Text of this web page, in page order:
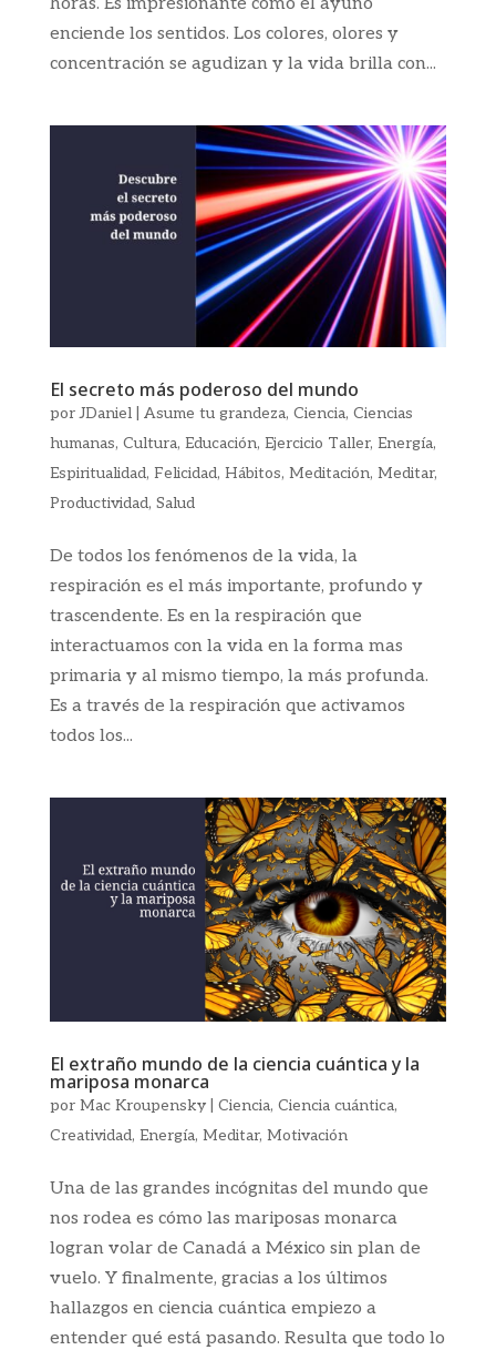
enciende los sentidos. Los colores, olores y
concentración se agudizan y la vida brilla con...
El secreto más poderoso del mundo
porJDaniel| Asume tu grandeza, Ciencia, Ciencias
humanas, Cultura, Educación, Ejercicio Taller, Energía,
Espiritualidad, Felicidad, Hábitos, Meditación, Meditar,
Productividad, Salud
De todos los fenómenos de la vida, la
respiración es el más importante, profundo y
trascendente. Es en la respiración que
interactuamos con la vida en la forma mas
primaria y al mismo tiempo, la más profunda.
Es a través de la respiración que activamos
todos los...
El extraño mundo de la ciencia cuántica y la
mariposa monarca
por Mac Kroupensky| Ciencia, Ciencia cuántica,
Creatividad, Energía, Meditar, Motivación
Una de las grandes incógnitas del mundo que
nos rodea es cómo las mariposas monarca
logran volar de Canadá a México sin plan de
vuelo. Y finalmente, gracias a los últimos
hallazgos en ciencia cuántica empiezo a
entender qué está pasando. Resulta que todo lo